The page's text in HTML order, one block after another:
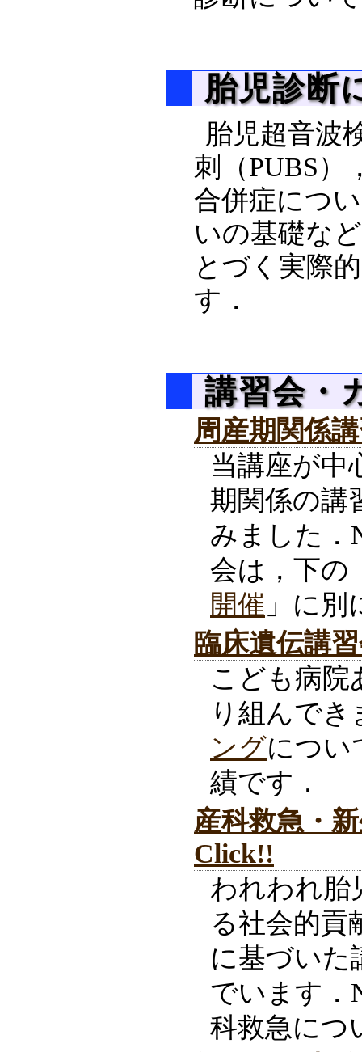
胎児診断
胎児超音波
刺（PUBS）
合併症につ
いの基礎な
とづく実際
す．
講習会・
周産期関係
当講座が中
期関係の講
みました．
会は，下の
開催 」に別
臨床遺伝講
こども病院
り組んで
ングについ
績です．
産科救急・
Click!!
われわれ胎
る社会的貢
に基づいた
でいます．
科救急につ